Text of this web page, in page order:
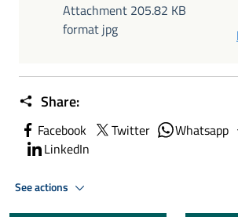
Attachment 205.82 KB
format jpg
Share:
Facebook Twitter Whatsapp
LinkedIn
See actions